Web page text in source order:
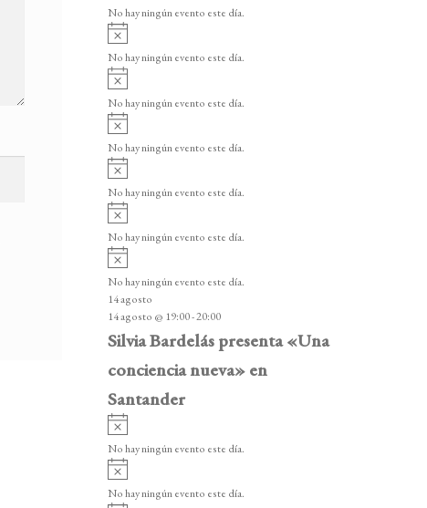
e
n
t
o
s
o
i
o
No hay ningún evento este día.
v
i
o
No hay ningún evento este día.
A
v
i
o
No hay ningún evento este día.
A
v
i
o
No hay ningún evento este día.
v
i
o
No hay ningún evento este día.
v
i
o
No hay ningún evento este día.
v
i
s
o
No hay ningún evento este día.
14 agosto
14 agosto @ 19:00-20:00
Silvia Bardelás presenta «Una
conciencia nueva» en
Santander
v
i
o
No hay ningún evento este día.
v
i
No hay ningún evento este día.